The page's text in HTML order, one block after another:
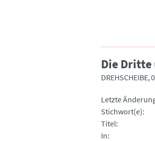
Die Dritte
DREHSCHEIBE
Letzte
Stichwort(e)
Titel
In